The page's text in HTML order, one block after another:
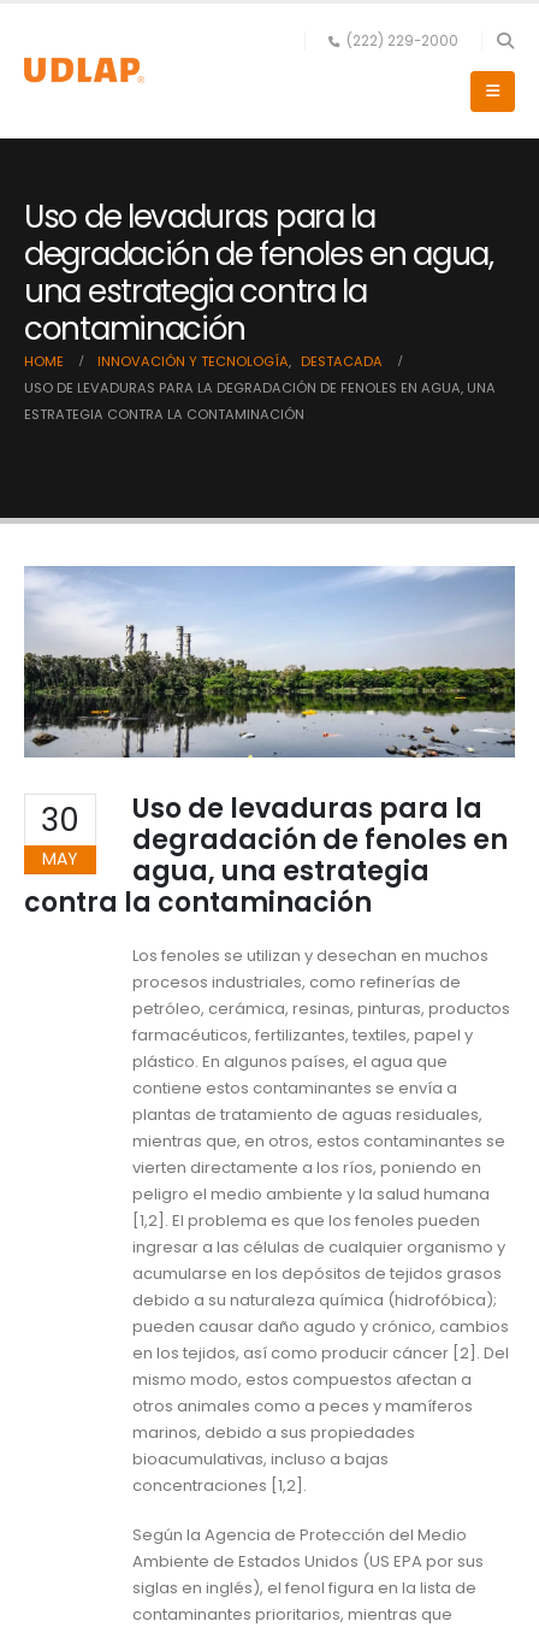
(222) 229-2000
Uso de levaduras para la
degradación de fenoles en agua,
una estrategia contra la
contaminación
HOME INNOVACIÓN Y TECNOLOGÍA, DESTACADA
USO DE LEVADURAS PARA LA DEGRADACIÓN DE FENOLES EN AGUA, UNA
ESTRATEGIA CONTRA LA CONTAMINACIÓN
30
MAY
Uso de levaduras para la
degradación de fenoles en
agua, una estrategia
contra la contaminación
Los fenoles se utilizan y desechan en muchos
procesos industriales, como refinerías de
petróleo, cerámica, resinas, pinturas, productos
farmacéuticos, fertilizantes, textiles, papel y
plástico. En algunos países, el agua que
contiene estos contaminantes se envía a
plantas de tratamiento de aguas residuales,
mientras que, en otros, estos contaminantes se
vierten directamente a los ríos, poniendo en
peligro el medio ambiente y la salud humana
[1,2]. El problema es que los fenoles pueden
ingresar a las células de cualquier organismo y
acumularse en los depósitos de tejidos grasos
debido a su naturaleza química (hidrofóbica);
pueden causar daño agudo y crónico, cambios
en los tejidos, así como producir cáncer [2]. Del
mismo modo, estos compuestos afectan a
otros animales como a peces y mamíferos
marinos, debido a sus propiedades
bioacumulativas, incluso a bajas
concentraciones [1,2].
Según la Agencia de Protección del Medio
Ambiente de Estados Unidos (US EPA por sus
siglas en inglés), el fenol figura en la lista de
contaminantes prioritarios, mientras que